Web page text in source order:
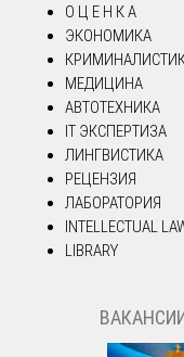
О Ц Е Н К А
ЭКОНОМИКА
МЕДИЦИНА
АВТОТЕХНИКА
IT ЭКСПЕРТИЗА
ЛИНГВИСТИКА
РЕЦЕНЗИЯ
ЛАБОРАТОРИЯ
INTELLECTUAL
LIBRARY